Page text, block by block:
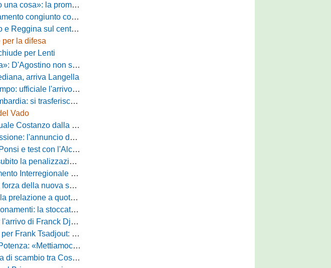
Massi commuove la piazza
con il Bisignano
sul centrocampista
per la difesa
per Lenti
si ferma e punta in alto
arriva Langella
l'arrivo di Bilal Khamlich
trasferisce in Serie D
Vado
dalla Paganese
e le ragioni dello slittamento
e test con l'Alcione
saremo camaleontici»
ecco i nuovi abbinamenti
progetto di Alessandro Gaucci
5.164 abbonamenti
Curva Nord alla società
di Franck Djoulou
il comunicato del club
e non dobbiamo vendere fumo!»
Patierno e Kaleb Jimenez